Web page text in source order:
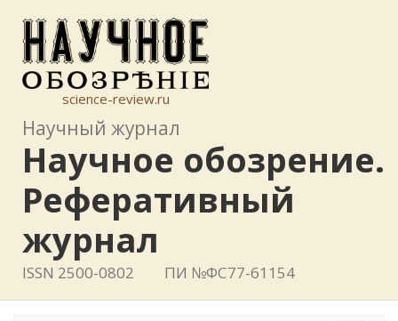
science-review.ru
Научный журнал
Научное обозрение.
Реферативный
журнал
ISSN 2500-0802 ПИ №ФС77-61154